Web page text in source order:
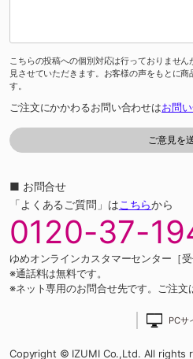
こちらの投稿への個別対応は行っておりませ
見させていただきます。お客様の声をもとに
す。
ご注文にかかわるお問い合わせはお問
■ お問合せ
「よくあるご質問」はこちらから
0120-37-
ゆめオンラインカスタマーセンター［
※通話料は無料です。
※ネット専用のお問合せ先です。ご注文
PCサ
Copyright © IZUMI Co.,Ltd. All rights